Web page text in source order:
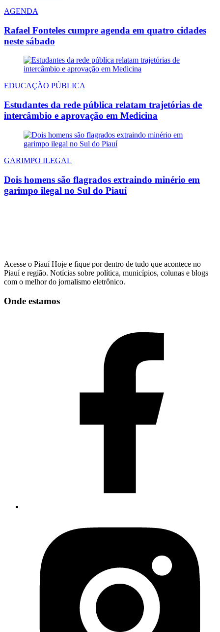
AGENDA
Rafael Fonteles cumpre agenda em quatro cidades
neste sábado
EDUCAÇÃO PÚBLICA
Estudantes da rede pública relatam trajetórias de
intercâmbio e aprovação em Medicina
GARIMPO ILEGAL
Dois homens são flagrados extraindo minério em
garimpo ilegal no Sul do Piauí
Acesse o Piauí Hoje e fique por dentro de tudo que acontece no
Piauí e região. Notícias sobre política, municípios, colunas e blogs
com o melhor do jornalismo eletrônico.
Onde estamos